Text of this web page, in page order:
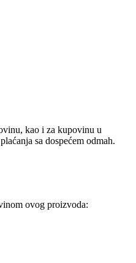
kao i za kupovinu u
sa dospećem odmah.
ovog proizvoda: